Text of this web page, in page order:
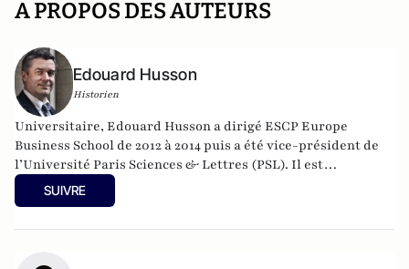
A PROPOS DES AUTEURS
Edouard Husson
Historien
Universitaire, Edouard Husson a dirigé ESCP Europe
Business School de 2012 à 2014puis a été vice-président de
l’Université Paris Sciences & Lettres (PSL). Il est
actuellement professeur à l’Institut Franco-Allemand
d’Etudes Européennes (à l’Université de Cergy-Pontoise).
SUIVRE